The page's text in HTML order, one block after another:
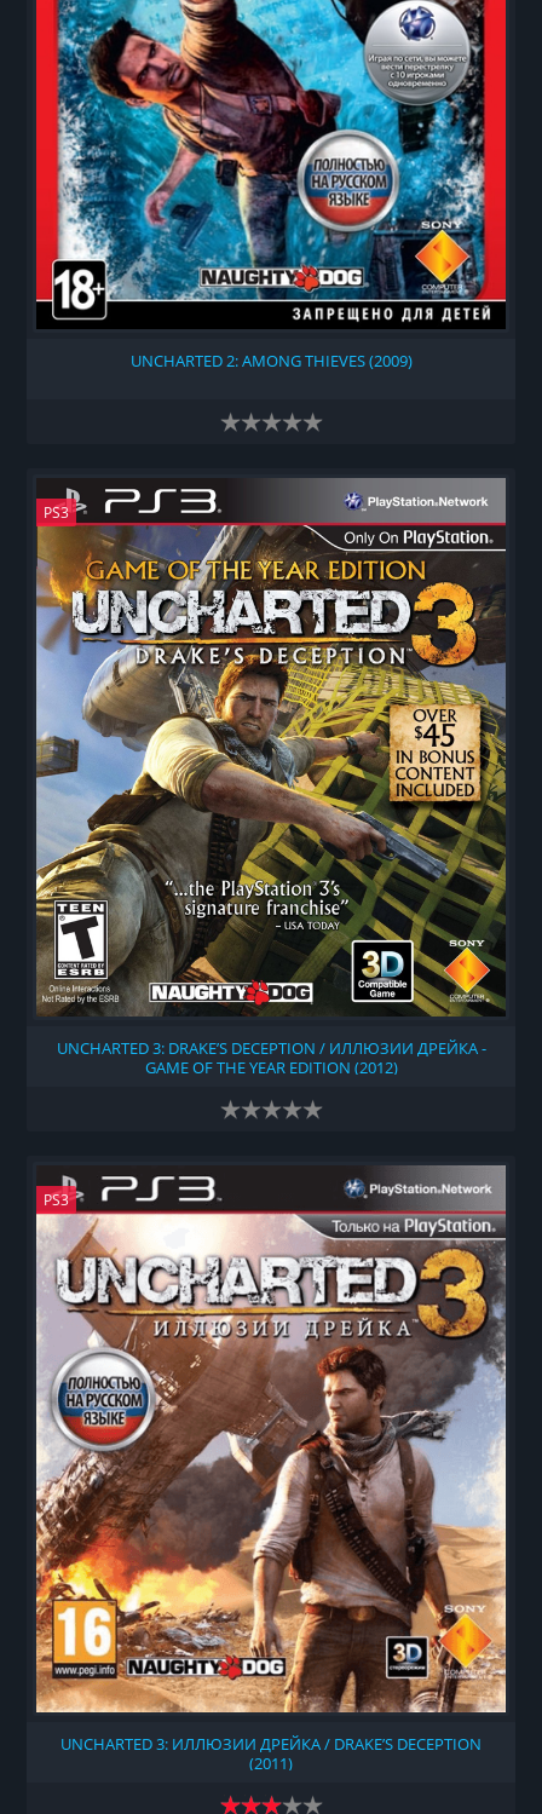
UNCHARTED 2: AMONG THIEVES (2009)
PS3
UNCHARTED 3: DRAKE’S DECEPTION / ИЛЛЮЗИИ ДРЕЙКА -
GAME OF THE YEAR EDITION (2012)
PS3
UNCHARTED 3: ИЛЛЮЗИИ ДРЕЙКА / DRAKE’S DECEPTION
(2011)